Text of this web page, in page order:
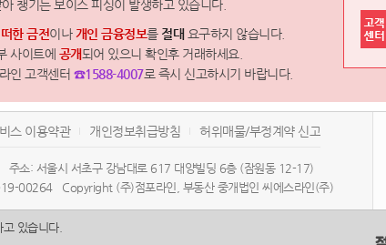
챙기는 보이스 피싱이 발생하고 있습니다.
한 금전이나개인 금융정보를 절대 요구하지 않습니다.
사이트에 공개되어 있으니 확인후 거래하세요.
인 고객센터 ☎1588-4007로 즉시 신고하시기 바랍니다.
스 이용약관 개인정보취급방침 허위매물/부정계약 신고
주소: 서울시 서초구 강남대로 617 대양빌딩 6층 (잠원동 12-17)
00264 Copyright (주)점포라인, 부동산 중개법인 씨에스라인(주)
있습니다.